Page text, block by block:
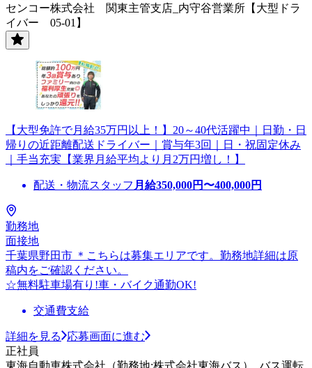
センコー株式会社 関東主管支店_内守谷営業所【大型ドラ
イバー 05-01】
【大型免許で月給35万円以上！】20～40代活躍中｜日勤・日
帰りの近距離配送ドライバー｜賞与年3回｜日・祝固定休み
｜手当充実【業界月給平均より月2万円増し！】
配送・物流スタッフ 月給350,000円〜400,000円
勤務地
面接地
千葉県野田市 ＊こちらは募集エリアです。勤務地詳細は原
稿内をご確認ください。
☆無料駐車場有り!車・バイク通勤OK!
交通費支給
詳細を見る
応募画面に進む
正社員
東海自動車株式会社（勤務地:株式会社東海バス）_バス運転